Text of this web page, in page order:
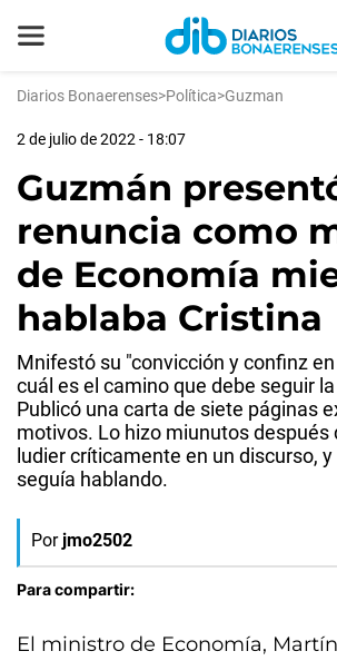
Diarios Bonaerenses>Política>Guzman
2 de julio de 2022 - 18:07
Guzmán
renuncia como
de Economía
hablaba Cristina
Mnifestó su "convicción y confinz
cuál es el camino que debe seguir
Publicó una carta de siete páginas
motivos. Lo hizo miunutos después
ludier críticamente en un discurso,
seguía hablando.
Por jmo2502
Para compartir:
El ministro de Economía,